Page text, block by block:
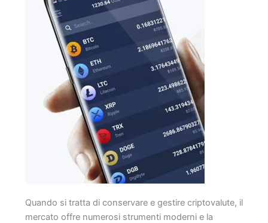
Quando si tratta di conservare e gestire criptovalute, il
mercato offre numerosi strumenti moderni e la